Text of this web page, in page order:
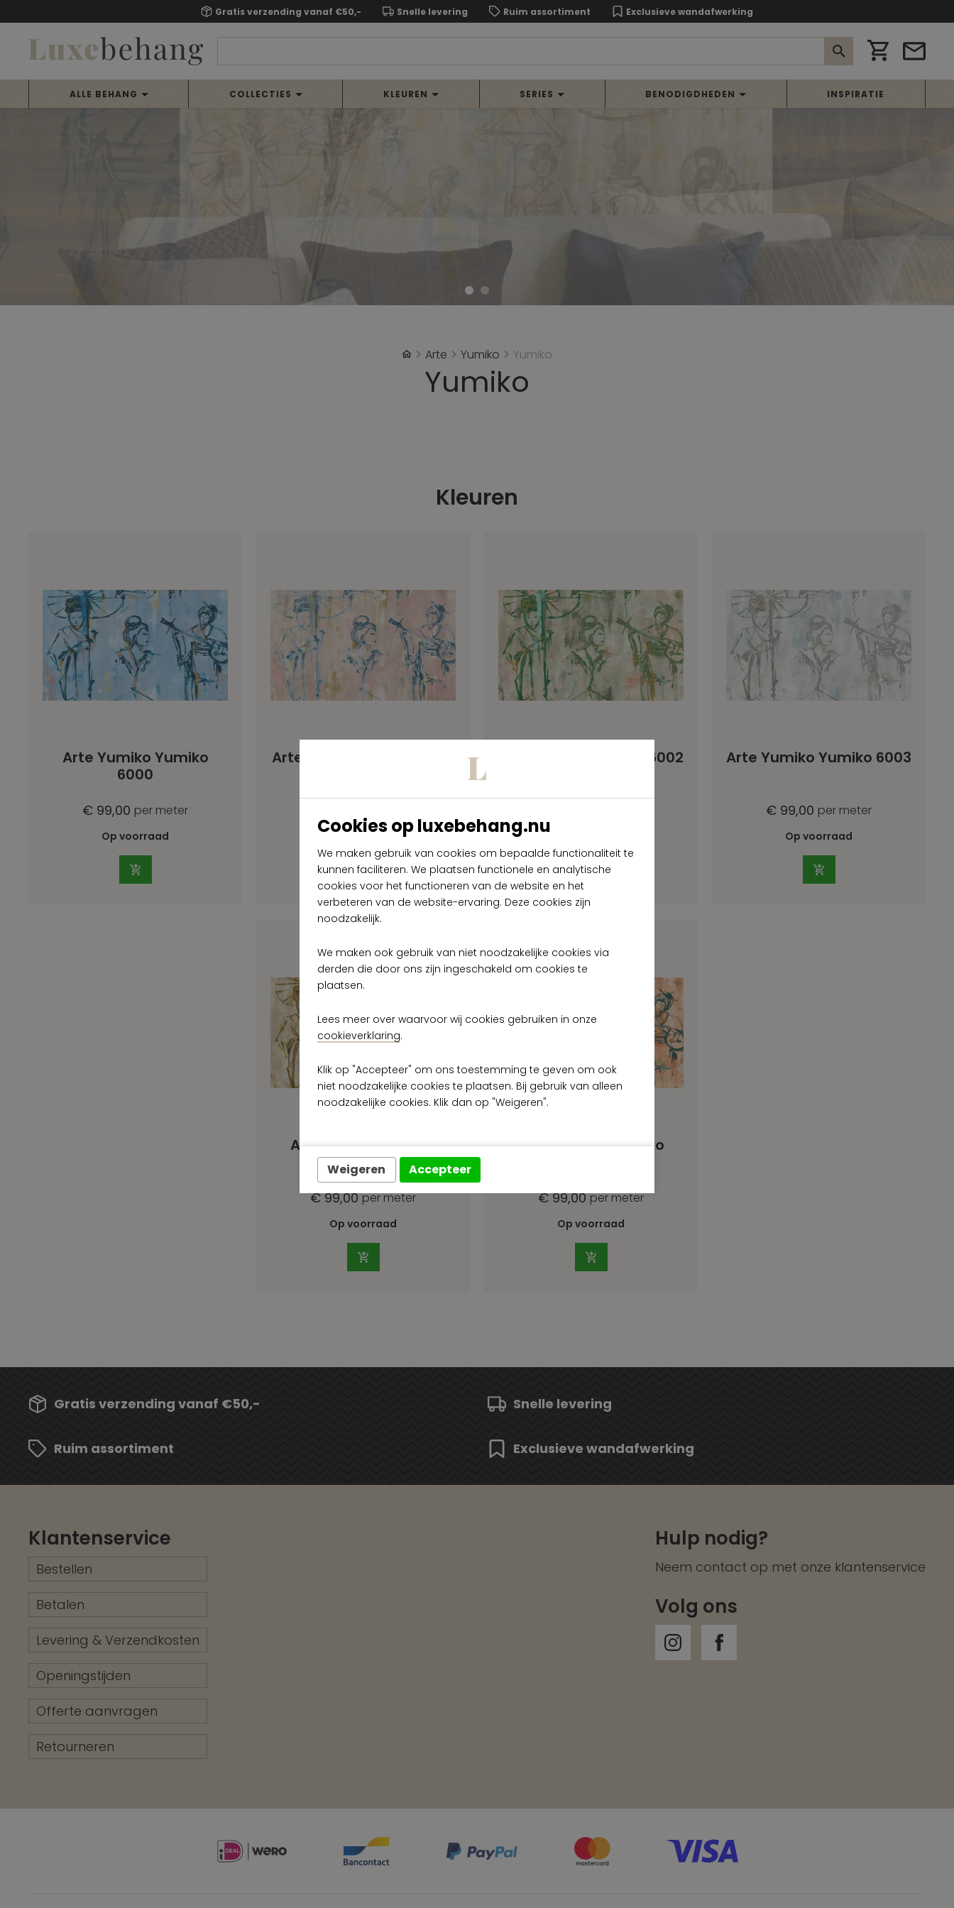
Cookies op luxebehang.nu
We maken gebruik van cookies om bepaalde functionaliteit te
kunnen faciliteren. We plaatsen functionele en analytische
cookies voor het functioneren van de website en het
verbeteren van de website-ervaring. Deze cookies zijn
noodzakelijk.
We maken ook gebruik van niet noodzakelijke cookies via
derden die door ons zijn ingeschakeld om cookies te
plaatsen.
Lees meer over waarvoor wij cookies gebruiken in onze
cookieverklaring.
Klik op "Accepteer" om ons toestemming te geven om ook
niet noodzakelijke cookies te plaatsen. Bij gebruik van alleen
noodzakelijke cookies. Klik dan op "Weigeren".
Weigeren Accepteer
Gratis verzending vanaf €50,- Snelle levering Ruim assortiment Exclusieve wandafwerking
ALLE BEHANG COLLECTIES KLEUREN SERIES BENODIGDHEDEN INSPIRATIE
Arte Yumiko Yumiko
Yumiko
Kleuren
Arte Yumiko Yumiko
6000
€ 99,00 per meter
Op voorraad
Arte Yumiko Yumiko 6001
Op voorraad
Arte Yumiko Yumiko 6002 Arte Yumiko Yumiko 6003
€ 99,00 per meter
Op voorraad
Arte Yumiko Yumiko
6004
€ 99,00 per meter
Op voorraad
Arte Yumiko Yumiko
€ 99,00 per meter
Op voorraad
Gratis verzending vanaf €50,- Snelle levering
Ruim assortiment Exclusieve wandafwerking
Klantenservice
Bestellen
Betalen
Levering & Verzendkosten
Openingstijden
Offerte aanvragen
Retourneren
Hulp nodig?
Neem contact op met onze klantenservice
Volg ons